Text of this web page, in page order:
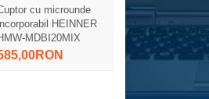
cu microunde
HEINNER
MDBI20MIX